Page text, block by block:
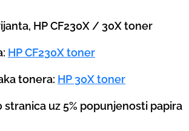
HP CF230X / 30X toner
HP CF230X toner
tonera: HP 30X toner
stranica uz 5% popunjenosti papira